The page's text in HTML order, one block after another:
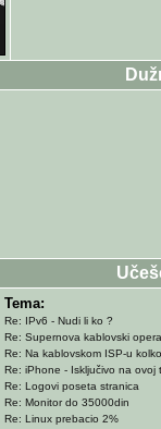
Tema:
Re: IPv6 - Nudi li ko ?
Re: Supernova kablovski
Re: Na kablovskom ISP-u
Re: iPhone - Isključivo na ovoj
Re: Logovi poseta stranica
Re: Monitor do 35000din
Re: Linux prebacio 2%